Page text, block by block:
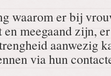
waarom er bij
meegaand zijn,
aanwezig
via hun